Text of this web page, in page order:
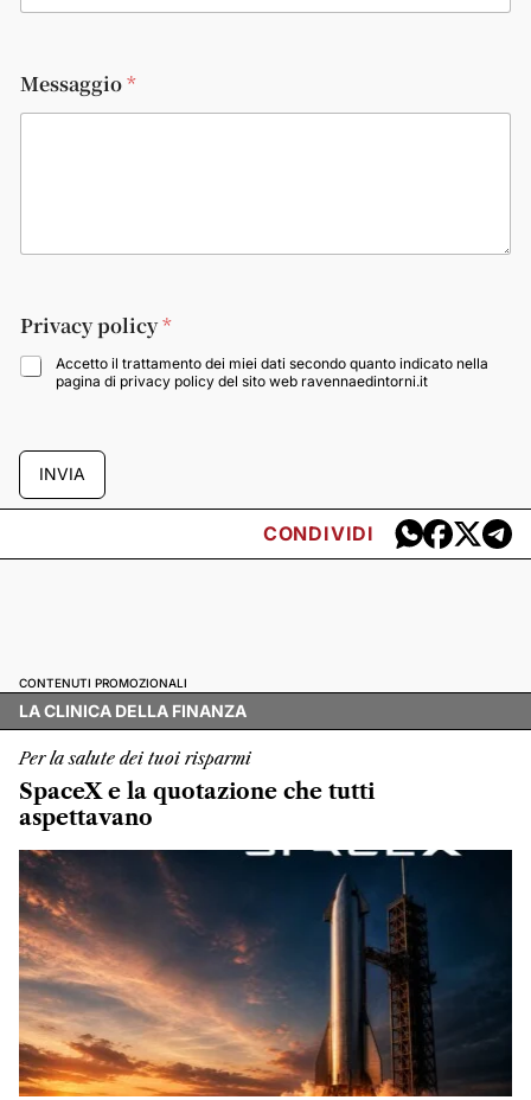
E
m
Messaggio*
Privacy policy*
Accetto il trattamento dei miei dati secondo quanto indicato nella
pagina di privacy policy del sito web ravennaedintorni.it
INVIA
CONDIVIDI
CONTENUTI PROMOZIONALI
LA CLINICA DELLA FINANZA
Per la salute dei tuoi risparmi
SpaceX e la quotazione che tutti
aspettavano